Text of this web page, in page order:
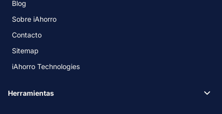
Blog
Sobre iAhorro
Contacto
Sitemap
iAhorro Technologies
Herramientas